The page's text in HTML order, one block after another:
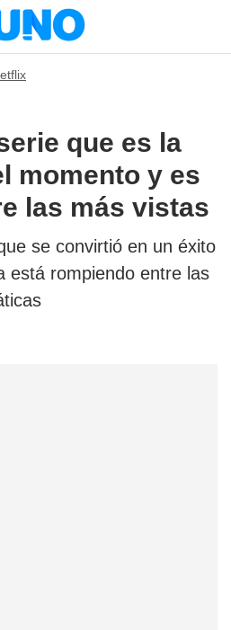
que es la
momento y es
las más vistas
se convirtió en un éxito
está rompiendo entre las